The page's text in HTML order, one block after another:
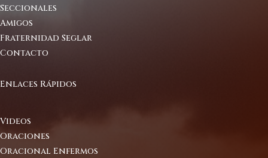
Seccionales
Amigos
Fraternidad Seglar
Contacto
Enlaces Rápidos
Videos
Oraciones
Oracional Enfermos